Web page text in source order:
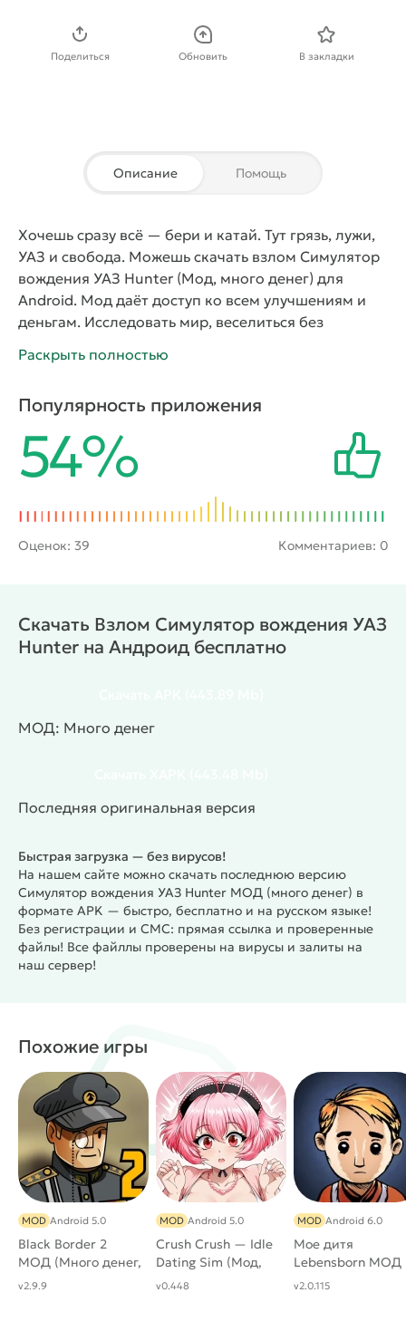
Поделиться Обновить В закладки
Описание Помощь
Хочешь сразу всё — бери и катай. Тут грязь, лужи,
УАЗ и свобода. Можешь скачать взлом Симулятор
вождения УАЗ Hunter (Мод, много денег) для
Android. Мод даёт доступ ко всем улучшениям и
деньгам. Исследовать мир, веселиться без
вождения УАЗ Hunter — это реалистичная игра, в
российским внедорожником. Игровой процесс
включает поездки по сложным маршрутам,
преодоление препятствий и проверку навыков
вождения в условиях бездорожья. Доступны
разные типы дорог: лесные тропы, горные
участки, грязевые трассы и снежные маршруты.
Приложение предлагает свободное перемещение
приключений. Игра подойдёт тем, кто
интересуется техникой, любит испытания и
может улучшать авто и проходить испытания без
Открытый мир с разными типами дорог
Смена погодных условий
Испытания и миссии
Поддержка русского языка
#Жанр: Симуляторы / Однопользовательские /
3D / Офлайн / MOD / Казуальные / Реализм
/ Открытый мир
Раскрыть полностью
Популярность приложения
54%
Оценок: 39 Комментариев: 0
Скачать Взлом Симулятор вождения УАЗ
Hunter на Андроид бесплатно
МОД: Много денег
Последняя оригинальная версия
Быстрая загрузка — без вирусов!
На нашем сайте можно скачать последнюю версию
Симулятор вождения УАЗ Hunter МОД (много денег) в
формате APK — быстро, бесплатно и на русском языке!
Без регистрации и СМС: прямая ссылка и проверенные
файлы! Все файллы проверены на вирусы и залиты на
наш сервер!
Похожие игры
Black Border 2
МОД (Много денег,
полная версия)
MOD Android 5.0
v2.9.9
Crush Crush — Idle
Dating Sim (Мод,
Много алмазов, все
MOD Android 5.0
v0.448
Мое дитя
Lebensborn МОД
(Много денег)
MOD Android 6.0
v2.0.115